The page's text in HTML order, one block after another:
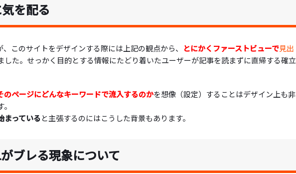
を配る
このサイトをデザインする際には上記の観点から、 とにかくファーストビューで見出
した。せっかく目的とする情報にたどり着いたユーザーが記事を読まずに直帰する確立
のページにどんなキーワードで流入するのかを想像（設定）することはデザイン上も非
まっていると主張するのにはこうした背景もあります。
ブレる現象について